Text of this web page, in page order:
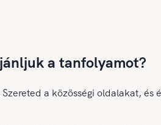
a tanfolyamot?
Szereted a közösségi oldalakat, és